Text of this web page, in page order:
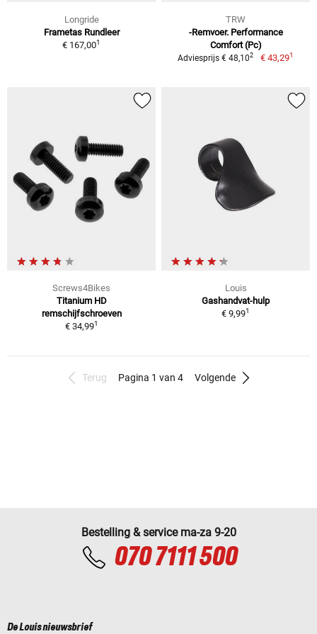
Longride
Frametas Rundleer
€ 167,001
TRW
-Remvoer. Performance
Comfort (Pc)
Adviesprijs € 48,102 € 43,291
Screws4Bikes
Titanium HD
remschijfschroeven
€ 34,991
Louis
Gashandvat-hulp
€ 9,991
Terug Pagina 1 van 4 Volgende
Bestelling & service ma-za 9-20
070 7111 500
De Louis nieuwsbrief